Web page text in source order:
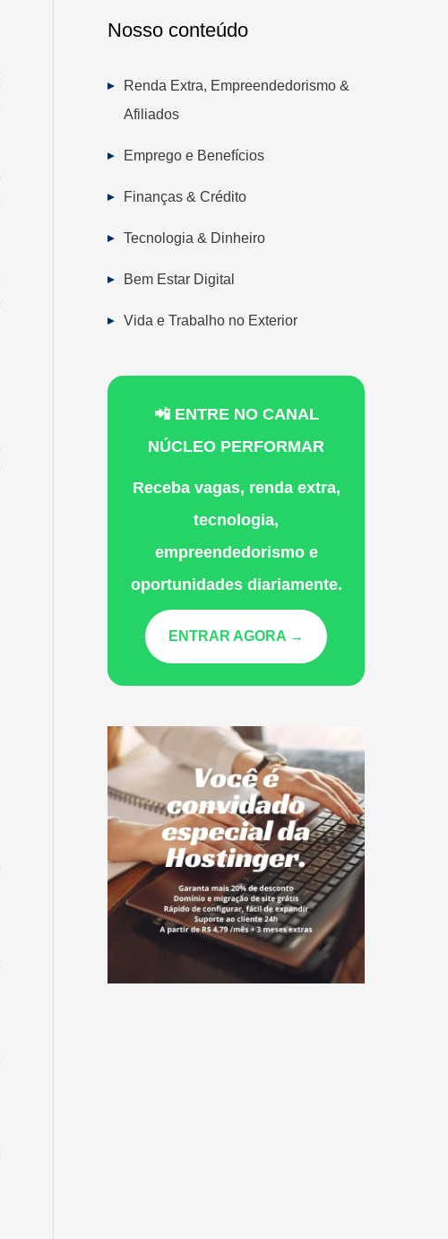
Nosso conteúdo
Renda Extra, Empreendedorismo &
Afiliados
Emprego e Benefícios
Finanças & Crédito
Tecnologia & Dinheiro
Bem Estar Digital
Vida e Trabalho no Exterior
📲 ENTRE NO CANAL
NÚCLEO PERFORMAR
Receba vagas, renda extra,
tecnologia,
empreendedorismo e
oportunidades diariamente.
ENTRAR AGORA →